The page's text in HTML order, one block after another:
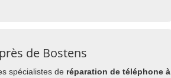
de Bostens
spécialistes de réparation de téléphone à